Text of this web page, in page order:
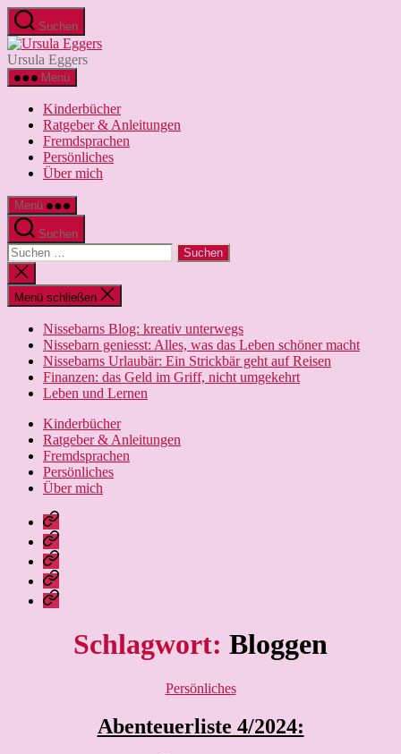
Zum
Inhalt
springen
Suchen
Ursula
Ursula Eggers
Menü
Kinderbücher
Ratgeber & Anleitungen
Fremdsprachen
Persönliches
Über mich
Menü
Suchen
Suchen
nach:
Suche
schließen
Menü schließen
Nissebarns Blog: kreativ unterwegs
Nissebarn geniesst: Alles, was das Leben schöner macht
Nissebarns Urlaubär: Ein Strickbär geht auf Reisen
Finanzen: das Geld im Griff, nicht umgekehrt
Leben und Lernen
Kinderbücher
Ratgeber & Anleitungen
Fremdsprachen
Persönliches
Über mich
Nissebarns
Blog:
kreativ
unterwegs
Nissebarn
geniesst:
Alles,
was
das
schöner
macht
Nissebarns
Urlaubär:
Ein
Strickbär
Reisen
Finanzen:
das
Geld
Leben
und
Schlagwort: Bloggen
Kategorien
Persönliches
Abenteuerliste 4/2024: